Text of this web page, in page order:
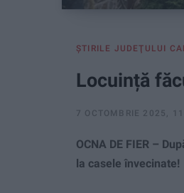
ŞTIRILE JUDEŢULUI
Locuință
7 OCTOMBRIE 2025,
OCNA DE FIER –
la casele învecinate!